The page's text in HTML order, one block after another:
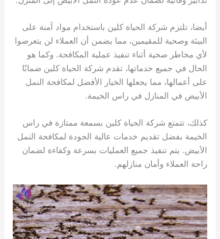
أيضا، تلتزم شركة الحياة كلين باستخدام مواد آمنة على
البيئة وصحية للمقيمين، مما يضمن أن العملاء لن يتعرضوا
لأي مخاطر صحية أثناء تنفيذ عملية المكافحة. وكما هو
الحال في جميع خدماتها، تقدم شركة الحياة كلين ضمانًا
على أعمالها، مما يجعلها الخيار الأفضل لمكافحة النمل
الأبيض في المنازل في راس الخيمة.
كذلك، تتمتع شركة الحياة كلين بسمعة ممتازة في راس
الخيمة بفضل تقديم خدمات عالية الجودة لمكافحة النمل
الأبيض. يتم تنفيذ جميع العمليات بسرعة وكفاءة لضمان
راحة العملاء وأمان منازلهم.